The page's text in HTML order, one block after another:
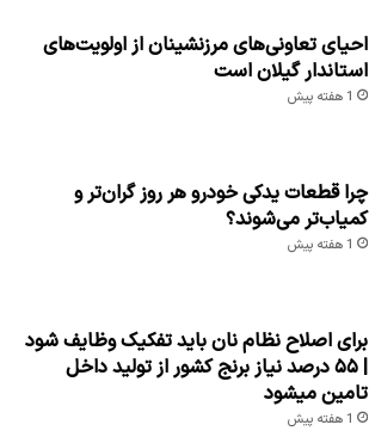
احیای تعاونی‌های مرزنشینان از اولویت‌های
استاندار گیلان است
1 هفته پیش
چرا قطعات یدکی خودرو هر روز گران‌تر و
کمیاب‌تر می‌شوند؟
1 هفته پیش
برای اصلاح نظام نان باید تفکیک وظایف شود
| ۵۵ درصد نیاز برنج کشور از تولید داخل
تامین میشود
1 هفته پیش